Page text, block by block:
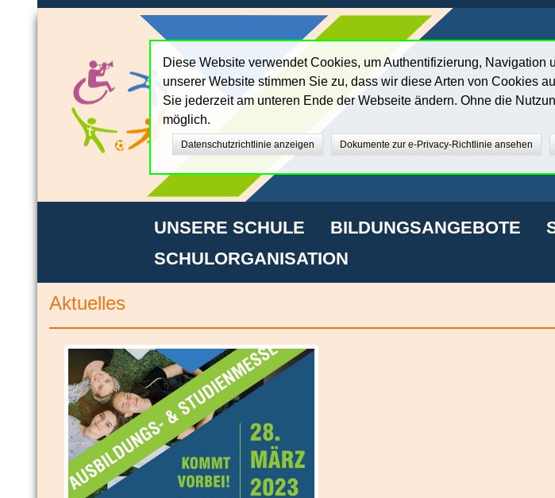
UNSERE SCHULE BILDUNGSANGEBOTE
SCHULORGANISATION
Aktuelles
Diese Website verwendet Cookies, um Authentifizierung,
unserer Website stimmen Sie zu, dass wir diese Arten von Cookies
Sie jederzeit am unteren Ende der Webseite ändern. Ohne die
möglich.
Datenschutzrichtlinie anzeigen Dokumente zur e-Privacy-Richtlinie ansehen